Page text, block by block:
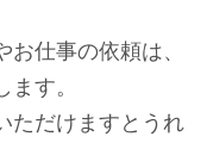
仕事の依頼は、
す。
ただけますとうれ